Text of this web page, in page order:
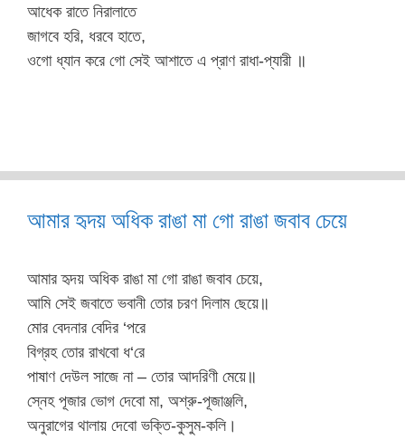
আধেক রাতে নিরালাতে
জাগবে হরি, ধরবে হাতে,
ওগো ধ্যান করে গো সেই আশাতে এ প্রাণ রাধা-প্যারী ॥
আমার হৃদয় অধিক রাঙা মা গো রাঙা জবাব চেয়ে
আমার হৃদয় অধিক রাঙা মা গো রাঙা জবাব চেয়ে,
আমি সেই জবাতে ভবানী তোর চরণ দিলাম ছেয়ে॥
মোর বেদনার বেদির ‘পরে
বিগ্রহ তোর রাখবো ধ‘রে
পাষাণ দেউল সাজে না – তোর আদরিণী মেয়ে॥
স্নেহ পূজার ভোগ দেবো মা, অশ্রু-পূজাঞ্জলি,
অনুরাগের থালায় দেবো ভক্তি-কুসুম-কলি।